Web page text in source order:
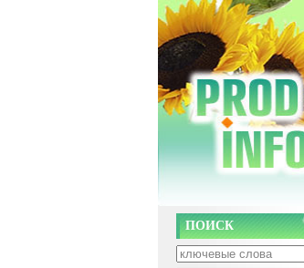
ПОИСК